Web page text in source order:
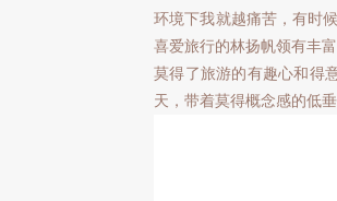
环境下我就越痛苦，有时
喜爱旅行的林扬帆领有丰
莫得了旅游的有趣心和得
天，带着莫得概念感的低